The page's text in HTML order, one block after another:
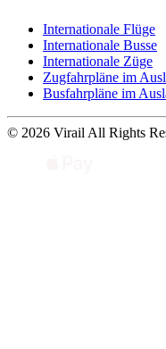
Internationale Flüge
Internationale Busse
Internationale Züge
Zugfahrpläne im
Busfahrpläne im
© 2026 Virail All Rights